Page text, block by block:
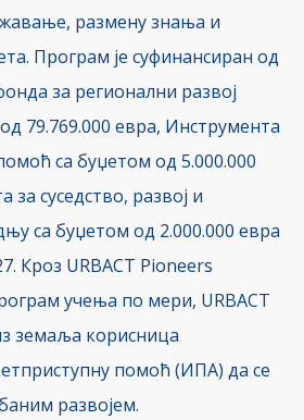
размену знања и
Програм је суфинансиран од
за регионални развој
79.769.000 евра, Инструмента
са буџетом од 5.000.000
суседство, развој и
са буџетом од 2.000.000 евра
Кроз URBACT Pioneers
учења по мери, URBACT
земаља корисница
помоћ (ИПА) да се
развојем.